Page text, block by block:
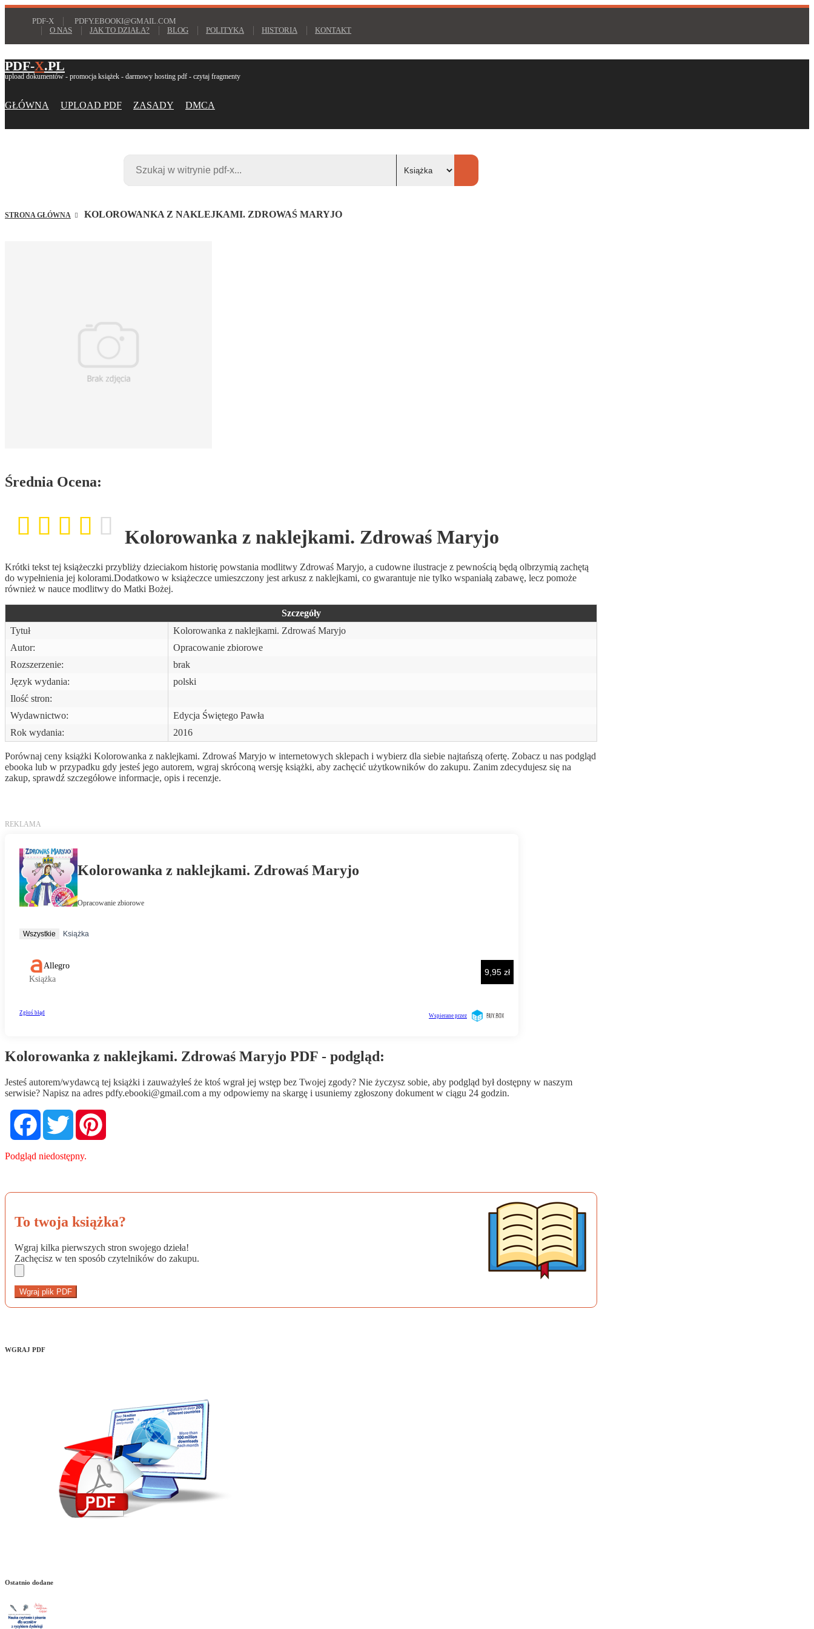
PDF-X
PDFY.EBOOKI@GMAIL.COM
O NAS
JAK TO DZIAŁA? BLOG POLITYKA HISTORIA KONTAKT
PDF-X.PL
upload dokumentów - promocja książek - darmowy hosting pdf - czytaj fragmenty
GŁÓWNA UPLOAD PDF ZASADY DMCA
STRONA GŁÓWNA KOLOROWANKA Z NAKLEJKAMI. ZDROWAŚ MARYJO
Średnia Ocena:
Kolorowanka z naklejkami. Zdrowaś Maryjo
Krótki tekst tej książeczki przybliży dzieciakom historię powstania modlitwy Zdrowaś Maryjo, a cudowne ilustracje z pewnością będą olbrzymią zachętą
do wypełnienia jej kolorami.Dodatkowo w książeczce umieszczony jest arkusz z naklejkami, co gwarantuje nie tylko wspaniałą zabawę, lecz pomoże
również w nauce modlitwy do Matki Bożej.
Szczegóły
Tytuł
Kolorowanka z naklejkami. Zdrowaś Maryjo
Autor:
Opracowanie zbiorowe
Rozszerzenie:
brak
Język wydania:
polski
Ilość stron:
Wydawnictwo:
Edycja Świętego Pawła
Rok wydania:
2016
Porównaj ceny książki Kolorowanka z naklejkami. Zdrowaś Maryjo w internetowych sklepach i wybierz dla siebie najtańszą ofertę. Zobacz u nas podgląd
ebooka lub w przypadku gdy jesteś jego autorem, wgraj skróconą wersję książki, aby zachęcić użytkowników do zakupu. Zanim zdecydujesz się na
zakup, sprawdź szczegółowe informacje, opis i recenzje.
Kolorowanka z naklejkami. Zdrowaś Maryjo PDF - podgląd:
Jesteś autorem/wydawcą tej książki i zauważyłeś że ktoś wgrał jej wstęp bez Twojej zgody? Nie życzysz sobie, aby podgląd był dostępny w naszym
serwisie? Napisz na adres pdfy.ebooki@gmail.com a my odpowiemy na skargę i usuniemy zgłoszony dokument w ciągu 24 godzin.
FacebookTwitter
Podgląd niedostępny.
To twoja książka?
Wgraj kilka pierwszych stron swojego dzieła!
Zachęcisz w ten sposób czytelników do zakupu.
Wgraj plik PDF
WGRAJ PDF
Ostatnio dodane